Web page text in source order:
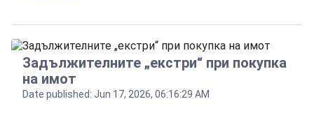
Задължителните „екстри“ при покупка
на имот
Date published: Jun 17, 2026, 06:16:29 AM